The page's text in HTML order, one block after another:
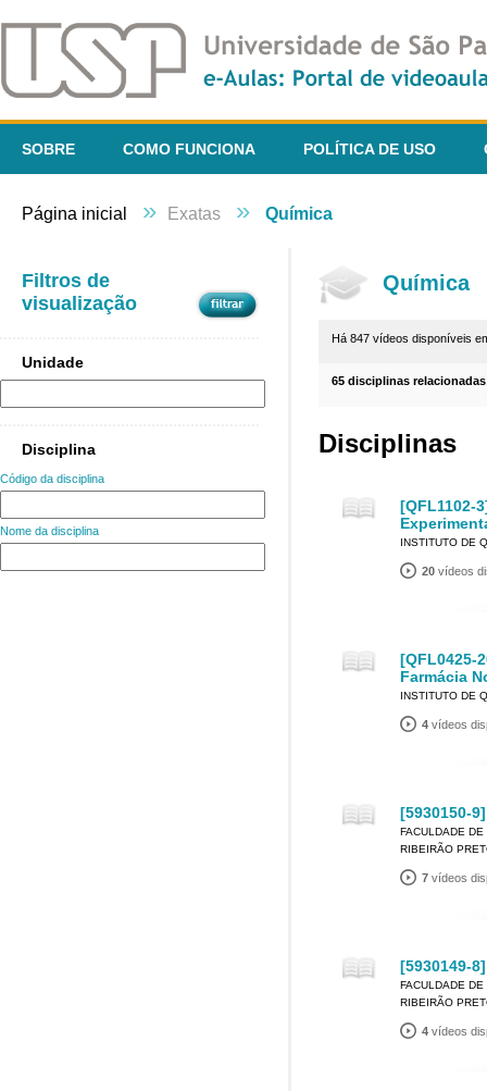
SOBRE COMO FUNCIONA POLÍTICA DE USO
Página inicial » Exatas » Química
Filtros de
visualização
Unidade
Disciplina
Código da disciplina
Nome da disciplina
Química
Há 847 vídeos disponíveis
65 disciplinas
Disciplinas
[QFL1102-
INSTITUTO DE
20 vídeos
[QFL0425-
Farmácia
INSTITUTO DE
4 vídeos
[5930150-
FACULDADE
RIBEIRÃO
7 vídeos
[5930149-
FACULDADE
RIBEIRÃO
4 vídeos